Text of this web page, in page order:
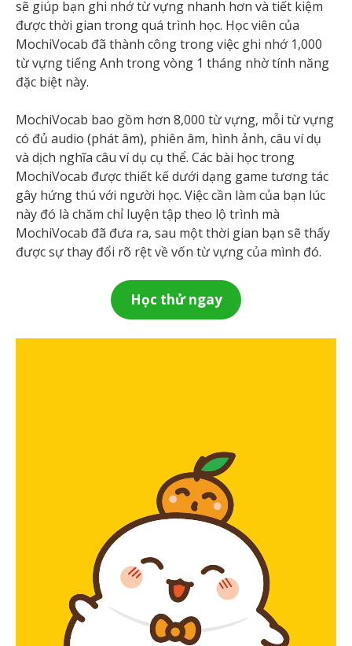
sẽ giúp bạn ghi nhớ từ vựng nhanh hơn và tiết kiệm
được thời gian trong quá trình học. Học viên của
MochiVocab đã thành công trong việc ghi nhớ 1,000
từ vựng tiếng Anh trong vòng 1 tháng nhờ tính năng
đặc biệt này.
MochiVocab bao gồm hơn 8,000 từ vựng, mỗi từ vựng
có đủ audio (phát âm), phiên âm, hình ảnh, câu ví dụ
và dịch nghĩa câu ví dụ cụ thể. Các bài học trong
MochiVocab được thiết kế dưới dạng game tương tác
gây hứng thú với người học. Việc cần làm của bạn lúc
này đó là chăm chỉ luyện tập theo lộ trình mà
MochiVocab đã đưa ra, sau một thời gian bạn sẽ thấy
được sự thay đổi rõ rệt về vốn từ vựng của mình đó.
Học thử ngay